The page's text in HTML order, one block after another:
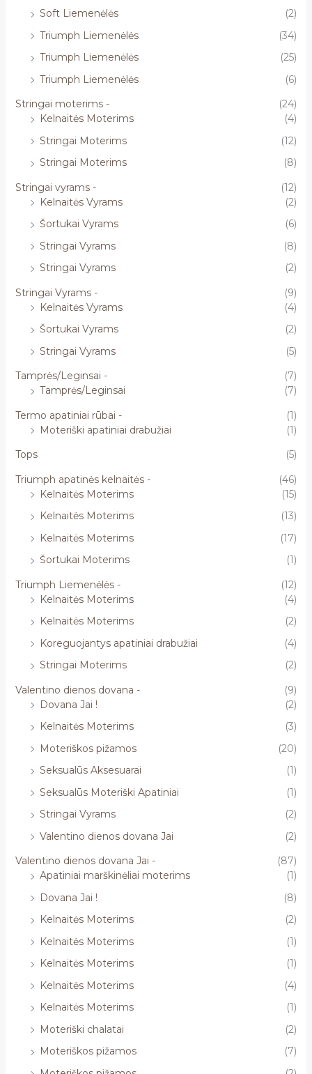
Soft Liemenėlės
(2)
Triumph Liemenėlės
(34)
Triumph Liemenėlės
(25)
Triumph Liemenėlės
(6)
Stringai moterims -
(24)
Kelnaitės Moterims
(4)
Stringai Moterims
(12)
Stringai Moterims
(8)
Stringai vyrams -
(12)
Kelnaitės Vyrams
(2)
Šortukai Vyrams
(6)
Stringai Vyrams
(8)
Stringai Vyrams
(2)
Stringai Vyrams -
(9)
Kelnaitės Vyrams
(4)
Šortukai Vyrams
(2)
Stringai Vyrams
(5)
Tamprės/Leginsai -
(7)
Tamprės/Leginsai
(7)
Termo apatiniai rūbai -
(1)
Moteriški apatiniai drabužiai
(1)
Tops
(5)
Triumph apatinės kelnaitės -
(46)
Kelnaitės Moterims
(15)
Kelnaitės Moterims
(13)
Kelnaitės Moterims
(17)
Šortukai Moterims
(1)
Triumph Liemenėlės -
(12)
Kelnaitės Moterims
(4)
Kelnaitės Moterims
(2)
Koreguojantys apatiniai drabužiai
(4)
Stringai Moterims
(2)
Valentino dienos dovana -
(9)
Dovana Jai !
(2)
Kelnaitės Moterims
(3)
Moteriškos pižamos
(20)
Seksualūs Aksesuarai
(1)
Seksualūs Moteriški Apatiniai
(1)
Stringai Vyrams
(2)
Valentino dienos dovana Jai
(2)
Valentino dienos dovana Jai -
(87)
Apatiniai marškinėliai moterims
(1)
Dovana Jai !
(8)
Kelnaitės Moterims
(2)
Kelnaitės Moterims
(1)
Kelnaitės Moterims
(1)
Kelnaitės Moterims
(4)
Kelnaitės Moterims
(1)
Moteriški chalatai
(2)
Moteriškos pižamos
(7)